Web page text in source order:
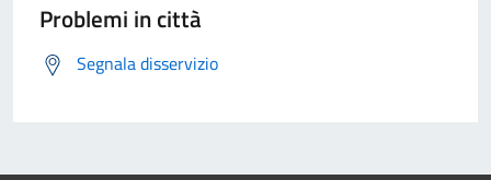
Problemi in città
Segnala disservizio